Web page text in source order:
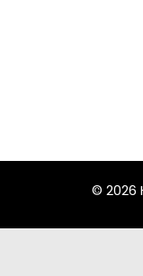
© 2026